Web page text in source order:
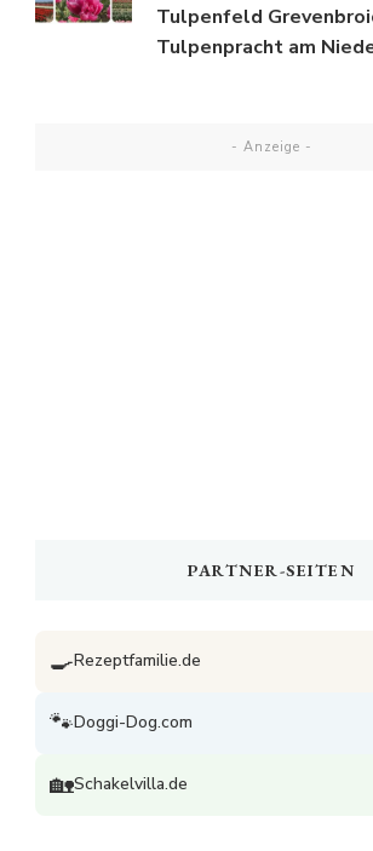
Tulpenfeld
Tulpenpracht am
- Anzeige -
PARTNER-SEITEN
🍳Rezeptfamilie.de
🐾Doggi-Dog.com
🏡Schakelvilla.de